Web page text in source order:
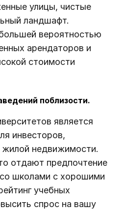
улицы, чистые
ландшафт.
вероятностью
арендаторов и
стоимости
поблизости.
является
инвесторов,
жилой недвижимости.
отдают предпочтение
школами с хорошими
учебных
спрос на вашу